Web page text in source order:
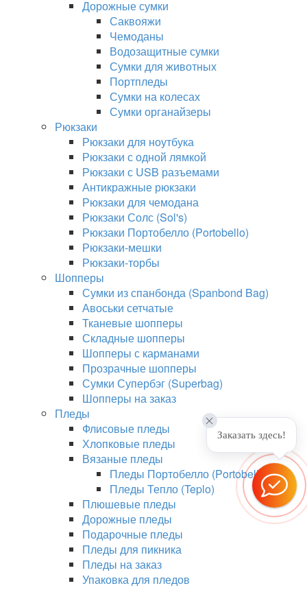
Дорожные сумки
Саквояжи
Чемоданы
Водозащитные сумки
Сумки для животных
Портпледы
Сумки на колесах
Сумки органайзеры
Рюкзаки
Рюкзаки для ноутбука
Рюкзаки с одной лямкой
Рюкзаки с USB разъемами
Антикражные рюкзаки
Рюкзаки для чемодана
Рюкзаки Солс (Sol's)
Рюкзаки Портобелло (Portobello)
Рюкзаки-мешки
Рюкзаки-торбы
Шопперы
Сумки из спанбонда (Spanbond Bag)
Авоськи сетчатые
Тканевые шопперы
Складные шопперы
Шопперы с карманами
Прозрачные шопперы
Сумки Супербэг (Superbag)
Шопперы на заказ
Пледы
Флисовые пледы
Хлопковые пледы
Вязаные пледы
Пледы Портобелло (Portobello)
Пледы Тепло (Teplo)
Плюшевые пледы
Дорожные пледы
Подарочные пледы
Пледы для пикника
Пледы на заказ
Упаковка для пледов
Заказать здесь!